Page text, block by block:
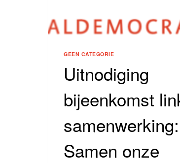
GEEN CATEGORIE
Uitnodiging
bijeenkomst
samenwerking:
Samen onze